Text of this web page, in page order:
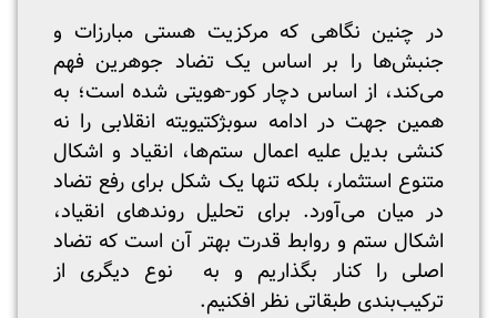
در چنین نگاهی که مرکزیت هستی مبارزات و
جنبش‌ها را بر اساس یک تضاد جوهرین فهم
می‌کند، از اساس دچار کور-هویتی شده است؛ به
همین جهت در ادامه سوبژکتیویته انقلابی را نه
کنشی بدیل علیه اعمال ستم‌ها، انقیاد و اشکال
متنوع استثمار، بلکه تنها یک شکل برای رفع تضاد
در میان می‌آورد. برای تحلیل روند‌های انقیاد،
اشکال ستم و روابط قدرت بهتر آن است که تضاد
اصلی را کنار بگذاریم و به نوع دیگری از
ترکیب‌بندی طبقاتی نظر افکنیم.